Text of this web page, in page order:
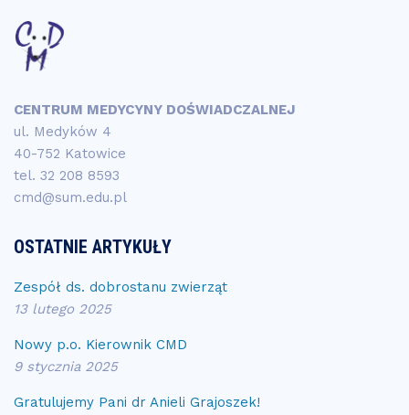
CENTRUM MEDYCYNY DOŚWIADCZALNEJ
ul. Medyków 4
40-752 Katowice
tel. 32 208 8593
cmd@sum.edu.pl
OSTATNIE ARTYKUŁY
Zespół ds. dobrostanu zwierząt
13 lutego 2025
Nowy p.o. Kierownik CMD
9 stycznia 2025
Gratulujemy Pani dr Anieli Grajoszek!